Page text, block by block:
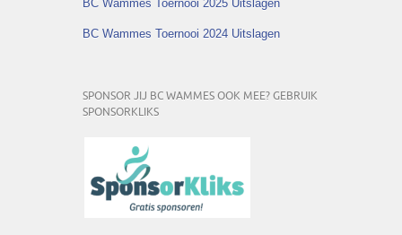
BC Wammes Toernooi 2025 Uitslagen
BC Wammes Toernooi 2024 Uitslagen
SPONSOR JIJ BC WAMMES OOK MEE? GEBRUIK
SPONSORKLIKS